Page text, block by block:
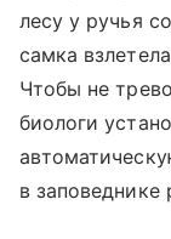
лесу у ручья
самка
Чтобы не
биологи
в заповеднике